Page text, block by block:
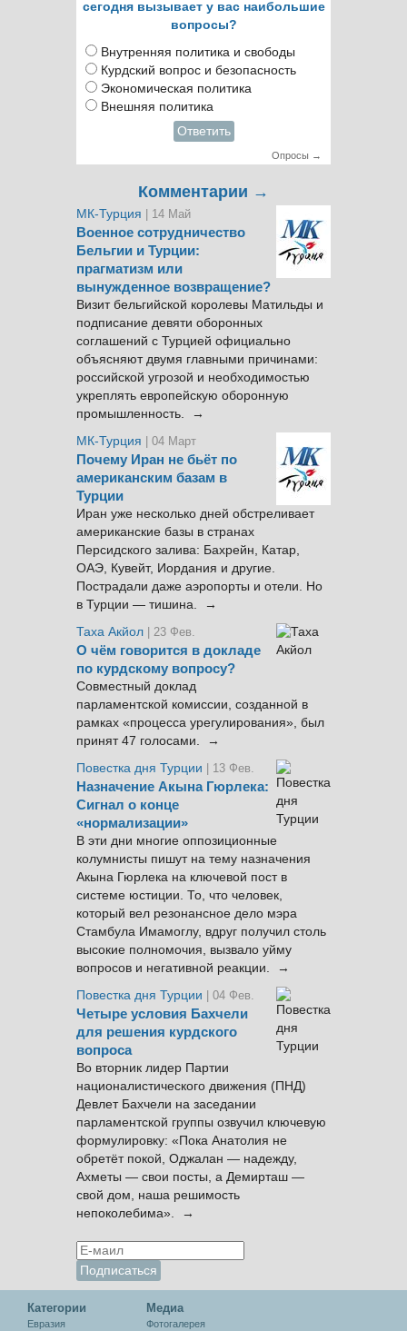
сегодня вызывает у вас наибольшие
вопросы?
Внутренняя политика и свободы
Курдский вопрос и безопасность
Экономическая политика
Внешняя политика
Ответить
Опросы →
Комментарии →
МК-Турция | 14 Май
Военное сотрудничество
Бельгии и Турции:
прагматизм или
вынужденное возвращение?
Визит бельгийской королевы Матильды и
подписание девяти оборонных
соглашений с Турцией официально
объясняют двумя главными причинами:
российской угрозой и необходимостью
укреплять европейскую оборонную
промышленность. →
МК-Турция
| 04 Март
Почему Иран не бьёт по
американским базам в
Турции
Иран уже несколько дней обстреливает
американские базы в странах
Персидского залива: Бахрейн, Катар,
ОАЭ, Кувейт, Иордания и другие.
Пострадали даже аэропорты и отели. Но
в Турции — тишина. →
Таха Акйол | 23 Фев.
О чём говорится в докладе
по курдскому вопросу?
Совместный доклад
парламентской комиссии, созданной в
рамках «процесса урегулирования», был
принят 47 голосами. →
Повестка дня Турции
| 13 Фев.
Назначение Акына Гюрлека:
Сигнал о конце
«нормализации»
В эти дни многие оппозиционные
колумнисты пишут на тему назначения
Акына Гюрлека на ключевой пост в
системе юстиции. То, что человек,
который вел резонансное дело мэра
Стамбула Имамоглу, вдруг получил столь
высокие полномочия, вызвало уйму
вопросов и негативной реакции. →
Повестка дня Турции
| 04 Фев.
Четыре условия Бахчели
для решения курдского
вопроса
Во вторник лидер Партии
националистического движения (ПНД)
Девлет Бахчели на заседании
парламентской группы озвучил ключевую
формулировку: «Пока Анатолия не
обретёт покой, Оджалан — надежду,
Ахметы — свои посты, а Демирташ —
свой дом, наша решимость
непоколебима». →
Категории
Евразия
Медиа
Фотогалерея